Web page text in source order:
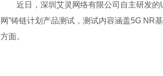
近日，深圳艾灵网络有限公司自主研发
网”铸链计划产品测试，测试内容涵盖5G NR
方面。